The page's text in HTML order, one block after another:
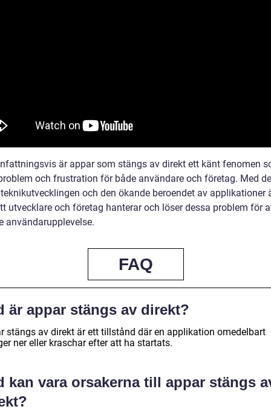
är appar som stängs av direkt ett känt fenomen
och frustration för både användare och företag. Med
och den ökande beroendet av applikationer
utvecklare och företag hanterar och löser dessa problem för
användarupplevelse.
FAQ
är appar stängs av direkt?
stängs av direkt är ett tillstånd där en applikation omedelbart
ner eller kraschar efter att ha startats.
kan vara orsakerna till appar stängs